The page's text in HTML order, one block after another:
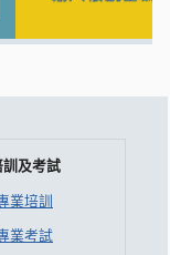
及考試
業培訓
業考試